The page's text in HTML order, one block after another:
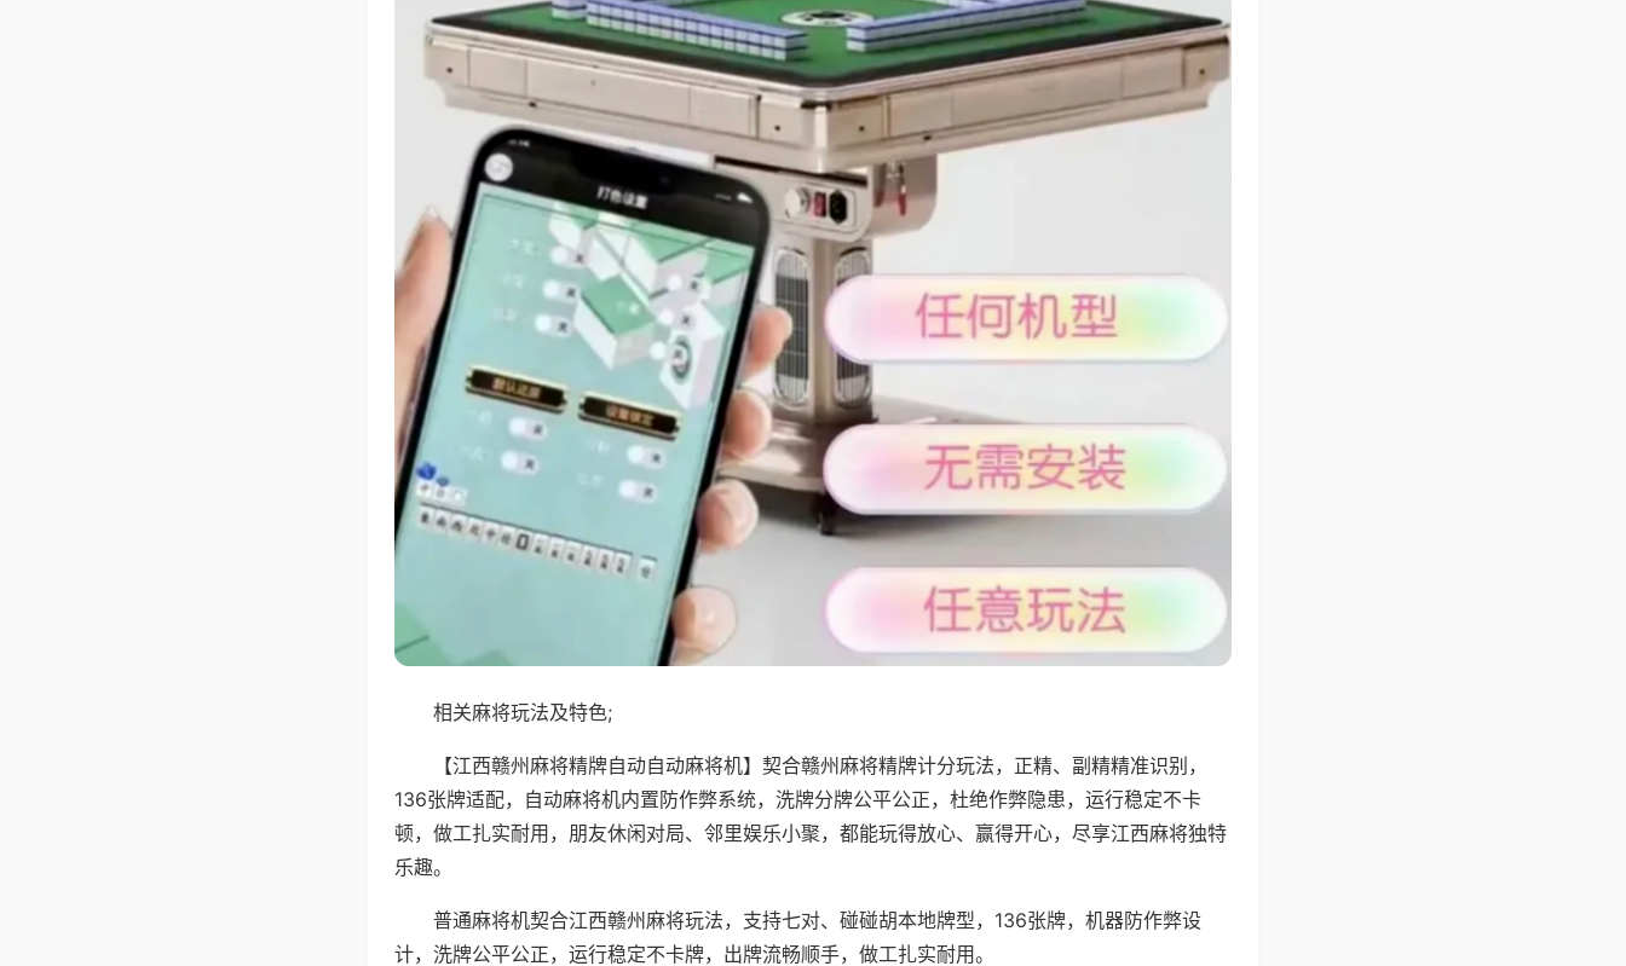
相关麻将玩法及特色;
【江西赣州麻将精牌自动自动麻将机】契合赣州麻将精牌计分玩法，正精、副精精准识别，
136张牌适配，自动麻将机内置防作弊系统，洗牌分牌公平公正，杜绝作弊隐患，运行稳定不卡
顿，做工扎实耐用，朋友休闲对局、邻里娱乐小聚，都能玩得放心、赢得开心，尽享江西麻将独特
乐趣。
普通麻将机契合江西赣州麻将玩法，支持七对、碰碰胡本地牌型，136张牌，机器防作弊设
计，洗牌公平公正，运行稳定不卡牌，出牌流畅顺手，做工扎实耐用。